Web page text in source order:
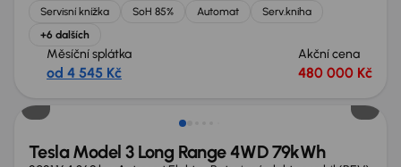
Servisní knížka SoH 85% Automat
Serv.kniha
+6 dalších
Měsíční splátka
od 4 545 Kč
Akční cena
480 000 Kč
Možnost odpočtu DPH
Tesla Model 3 Long Range 4WD 79kWh